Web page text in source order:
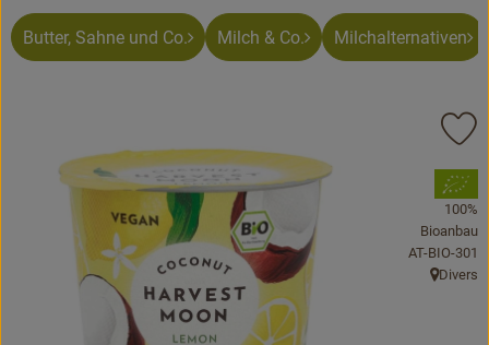
Kochkisten
Obst & Gemüse
Bäckerei
Kühltheke
Vorratskammer...
Butter, Sahne und Co. Milch & Co. Milchalternativen
, Verband:
100%
Bioanbau
,AT-BIO-301
,
Divers